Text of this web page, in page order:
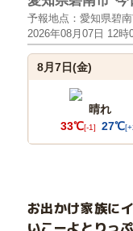
予報地点：愛知県碧
2026年08月07日 12時
8月7日(金)
晴れ
33℃[-1] 27℃
お出かけ家族に
いこーよとりっ